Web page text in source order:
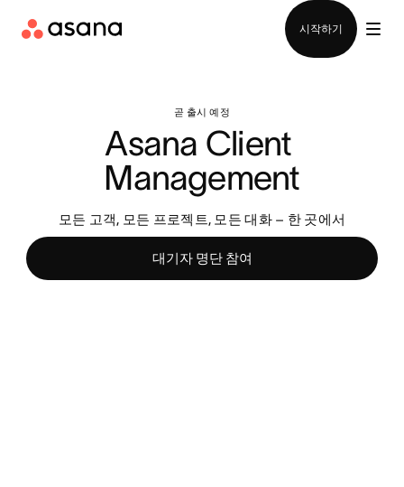
시작하기
곧 출시 예정
Asana Client
Management
모든 고객, 모든 프로젝트, 모든 대화 – 한 곳에서
대기자 명단 참여